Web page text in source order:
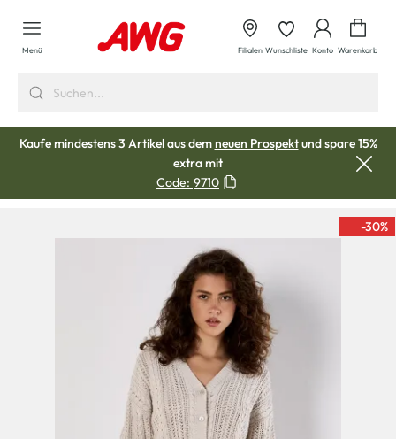
springen
Menü Filialen Wunschliste Konto Warenkorb
Kaufe mindestens 3 Artikel aus demneuen Prospektund spare 15%
extra mit
Code: 9710
-30%